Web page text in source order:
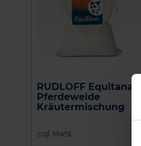
RUDLOFF Equitana®
Pferdeweide
Kräutermischung
zzgl. MwSt.